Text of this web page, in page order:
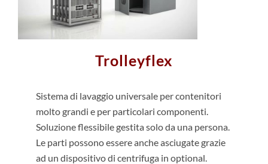
Trolleyflex
Sistema di lavaggio universale per contenitori
molto grandi e per particolari componenti.
Soluzione flessibile gestita solo da una persona.
Le parti possono essere anche asciugate grazie
ad un dispositivo di centrifuga in optional.